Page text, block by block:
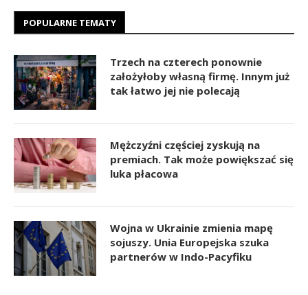
POPULARNE TEMATY
Trzech na czterech ponownie
założyłoby własną firmę. Innym już
tak łatwo jej nie polecają
Mężczyźni częściej zyskują na
premiach. Tak może powiększać się
luka płacowa
Wojna w Ukrainie zmienia mapę
sojuszy. Unia Europejska szuka
partnerów w Indo-Pacyfiku